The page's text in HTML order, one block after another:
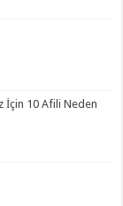
İçin 10 Afili Neden